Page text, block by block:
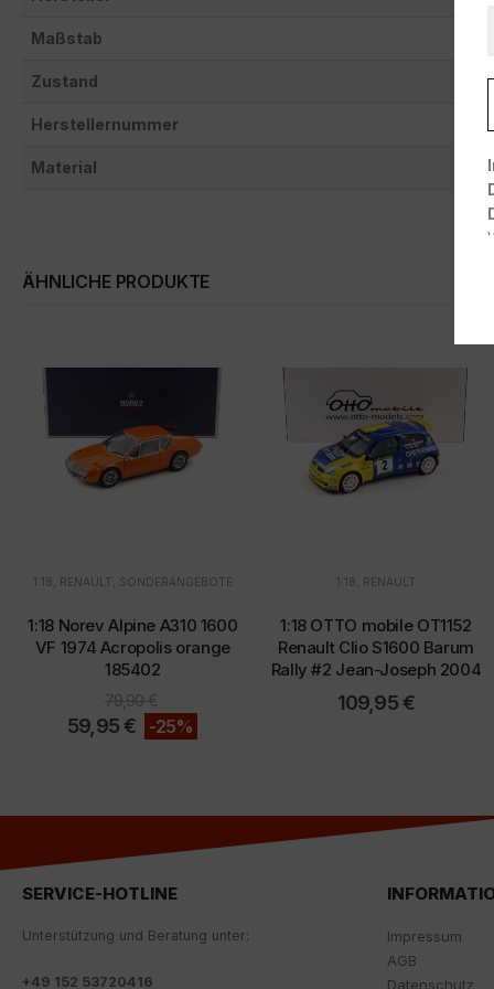
Maßstab
Zustand
Herstellernummer
Material
ÄHNLICHE PRODUKTE
1:18 RENAULT SONDERANGEBOTE
1:18 Norev Alpine A310 1600
VF 1974 Acropolis orange
185402
79,90€
59,95€ -25%
1:18 RENAULT
1:18 OTTO mobile OT1152
Renault Clio S1600 Barum
Rally #2 Jean-Joseph 2004
109,95€
SERVICE-HOTLINE
Unterstützung und Beratung unter:
+49 152 53720416
Impressum
AGB
Datenschutz